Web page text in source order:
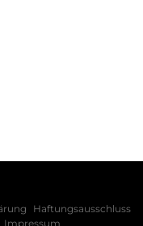
Haftungsausschluss
Impressum